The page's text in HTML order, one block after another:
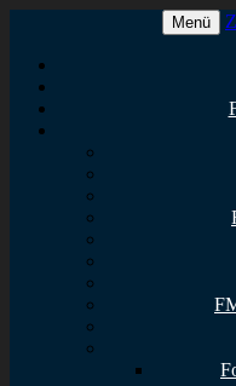
FullMetal
2026
Menü